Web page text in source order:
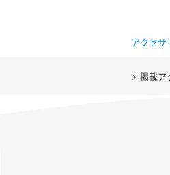
アクセサ
掲載ア